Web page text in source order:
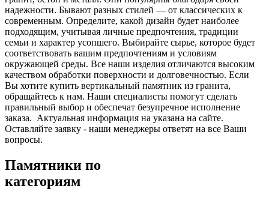
надежности. Бывают разных стилей — от классических к
современным. Определите, какой дизайн будет наиболее
подходящим, учитывая личные предпочтения, традиции
семьи и характер усопшего. Выбирайте сырье, которое будет
соответствовать вашим предпочтениям и условиям
окружающей среды. Все наши изделия отличаются высоким
качеством обработки поверхности и долговечностью. Если
Вы хотите купить вертикальный памятник из гранита,
обращайтесь к нам. Наши специалисты помогут сделать
правильный выбор и обеспечат безупречное исполнение
заказа. Актуальная информация на указана на сайте.
Оставляйте заявку - наши менеджеры ответят на все Ваши
вопросы.
Памятники по
категориям